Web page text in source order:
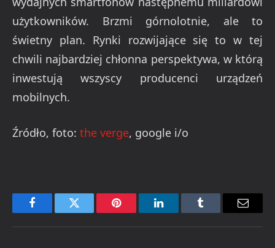
użytkowników. Brzmi górnolotnie, ale to
świetny plan. Rynki rozwijające się to w tej
chwili najbardziej chłonna perspektywa, w którą
inwestują wszyscy producenci urządzeń
mobilnych.
Źródło, foto: the verge, google i/o
FacebookTwitter Pinterest LinkedInTumblr Email